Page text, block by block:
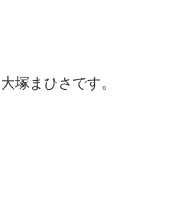
塚まひさです。